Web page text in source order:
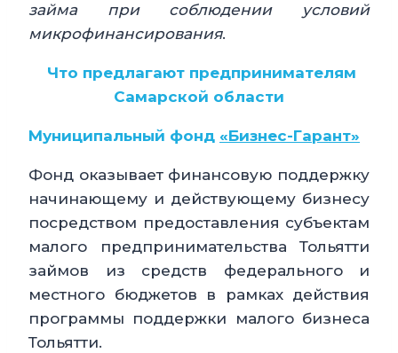
займа при соблюдении условий
микрофинансирования.
Что предлагают предпринимателям
Самарской области
Муниципальный фонд «Бизнес-Гарант»
Фонд оказывает финансовую поддержку
начинающему и действующему бизнесу
посредством предоставления субъектам
малого предпринимательства Тольятти
займов из средств федерального и
местного бюджетов в рамках действия
программы поддержки малого бизнеса
Тольятти.